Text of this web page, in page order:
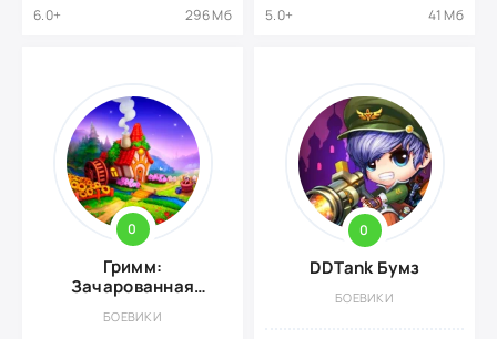
6.0+ 296 Мб 5.0+ 41 Мб
0
Гримм:
Зачарованная
БОЕВИКИ
0
DDTank Бумз
БОЕВИКИ